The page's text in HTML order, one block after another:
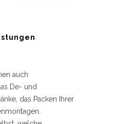
auch
De- und
das Packen Ihrer